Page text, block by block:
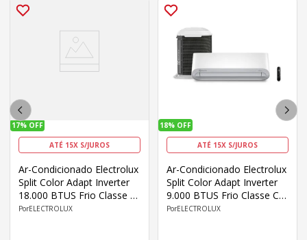
17% OFF
ATÉ 15X S/JUROS
Ar-Condicionado Electrolux
Split Color Adapt Inverter
18.000 BTUS Frio Classe C
JE18F/JI18F
ELECTROLUX
18% OFF
ATÉ 15X S/JUROS
Ar-Condicionado Electrolux
Split Color Adapt Inverter
9.000 BTUS Frio Classe C
Wi-Fi YE09F/YI09F
ELECTROLUX